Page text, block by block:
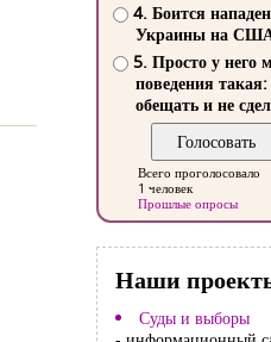
4. Боится
Украины на
5. Просто у него
поведения такая:
обещать и не
Всего проголосовало
1 человек
Прошлые опросы
Наши
Суды и выборы